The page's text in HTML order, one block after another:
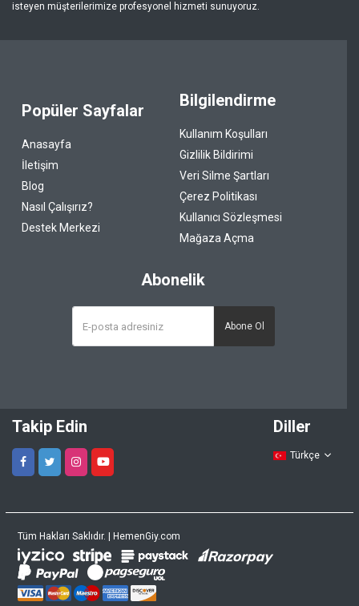
isteyen müşterilerimize profesyonel hizmeti sunuyoruz.
Popüler Sayfalar
Anasayfa
İletişim
Blog
Nasıl Çalışırız?
Destek Merkezi
Bilgilendirme
Kullanım Koşulları
Gizlilik Bildirimi
Veri Silme Şartları
Çerez Politikası
Kullanıcı Sözleşmesi
Mağaza Açma
Abonelik
Abone Ol
Takip Edin Diller
Türkçe
Tüm Hakları Saklıdır. | HemenGiy.com